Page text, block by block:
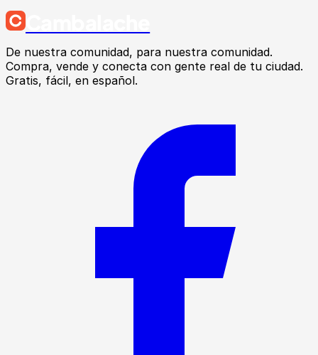
De nuestra comunidad, para nuestra comunidad.
Compra, vende y conecta con gente real de tu ciudad.
Gratis, fácil, en español.